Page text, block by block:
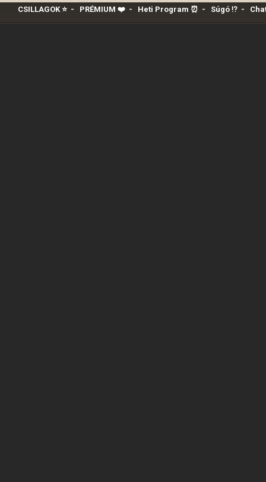
CSILLAGOK ⭐- PRÉMIUM ❤️‍- Heti Program ⏰ - Súgó ⁉️-